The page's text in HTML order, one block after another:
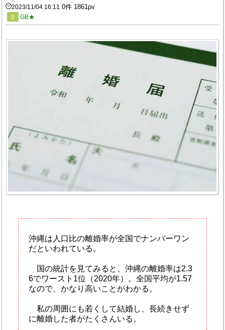
2023/11/04 16:11 0件 1861pv
0 GB★
沖縄は人口比の離婚率が全国でナンバーワン
だといわれている。
国の統計を見てみると、沖縄の離婚率は2.3
6でワースト1位（2020年）。全国平均が1.57
なので、かなり高いことがわかる。
私の周囲にも若くして結婚し、長続きせず
に離婚した者がたくさんいる。